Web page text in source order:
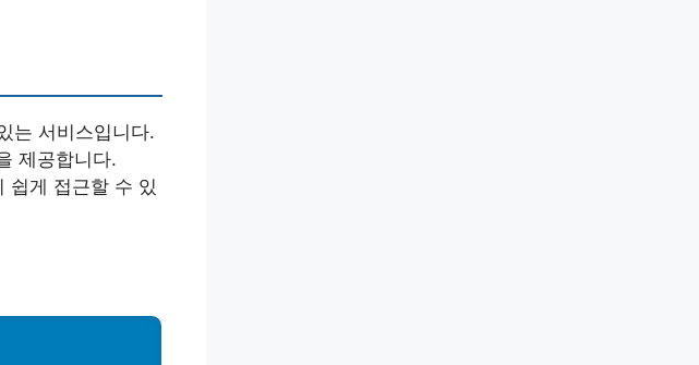
는 서비스입니다.
제공합니다.
쉽게 접근할 수 있